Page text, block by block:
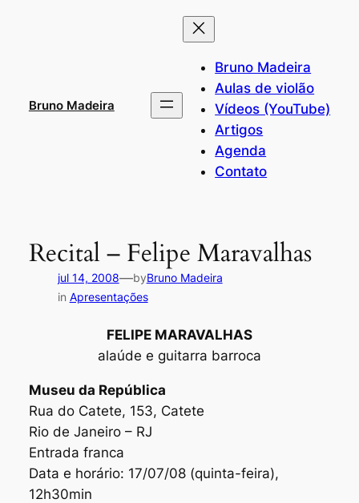
Bruno Madeira
Bruno Madeira
Aulas de violão
Vídeos (YouTube)
Artigos
Agenda
Contato
Recital – Felipe Maravalhas
jul 14, 2008—byBruno Madeira
in Apresentações
FELIPE MARAVALHAS
alaúde e guitarra barroca
Museu da República
Rua do Catete, 153, Catete
Rio de Janeiro – RJ
Entrada franca
Data e horário: 17/07/08 (quinta-feira),
12h30min